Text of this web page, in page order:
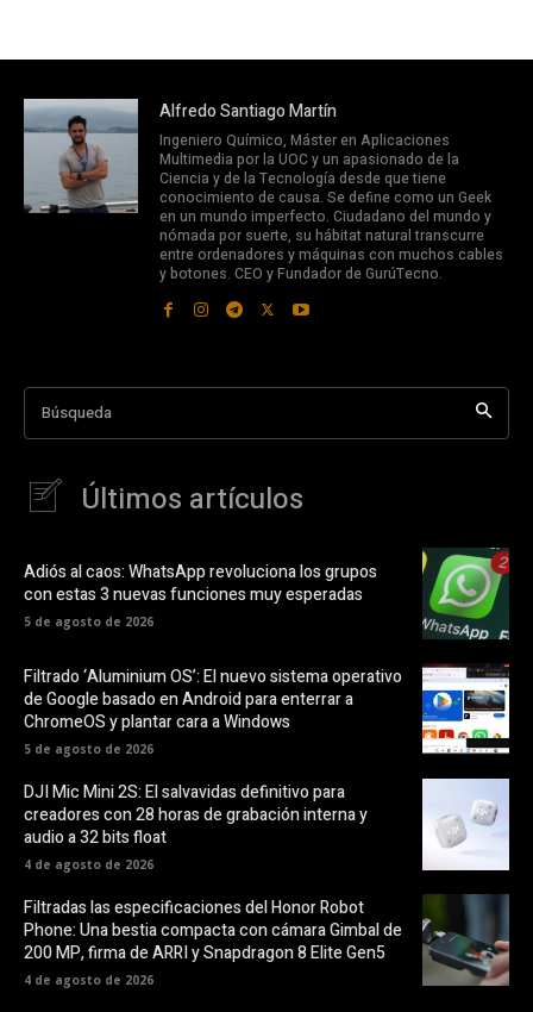
Alfredo Santiago Martín
Ingeniero Químico, Máster en Aplicaciones
Multimedia por la UOC y un apasionado de la
Ciencia y de la Tecnología desde que tiene
conocimiento de causa. Se define como un Geek
en un mundo imperfecto. Ciudadano del mundo y
nómada por suerte, su hábitat natural transcurre
entre ordenadores y máquinas con muchos cables
y botones. CEO y Fundador de GurúTecno.
Búsqueda
Últimos artículos
Adiós al caos: WhatsApp revoluciona los grupos
con estas 3 nuevas funciones muy esperadas
5 de agosto de 2026
Filtrado ‘Aluminium OS’: El nuevo sistema operativo
de Google basado en Android para enterrar a
ChromeOS y plantar cara a Windows
5 de agosto de 2026
DJI Mic Mini 2S: El salvavidas definitivo para
creadores con 28 horas de grabación interna y
audio a 32 bits float
4 de agosto de 2026
Filtradas las especificaciones del Honor Robot
Phone: Una bestia compacta con cámara Gimbal de
200 MP, firma de ARRI y Snapdragon 8 Elite Gen5
4 de agosto de 2026